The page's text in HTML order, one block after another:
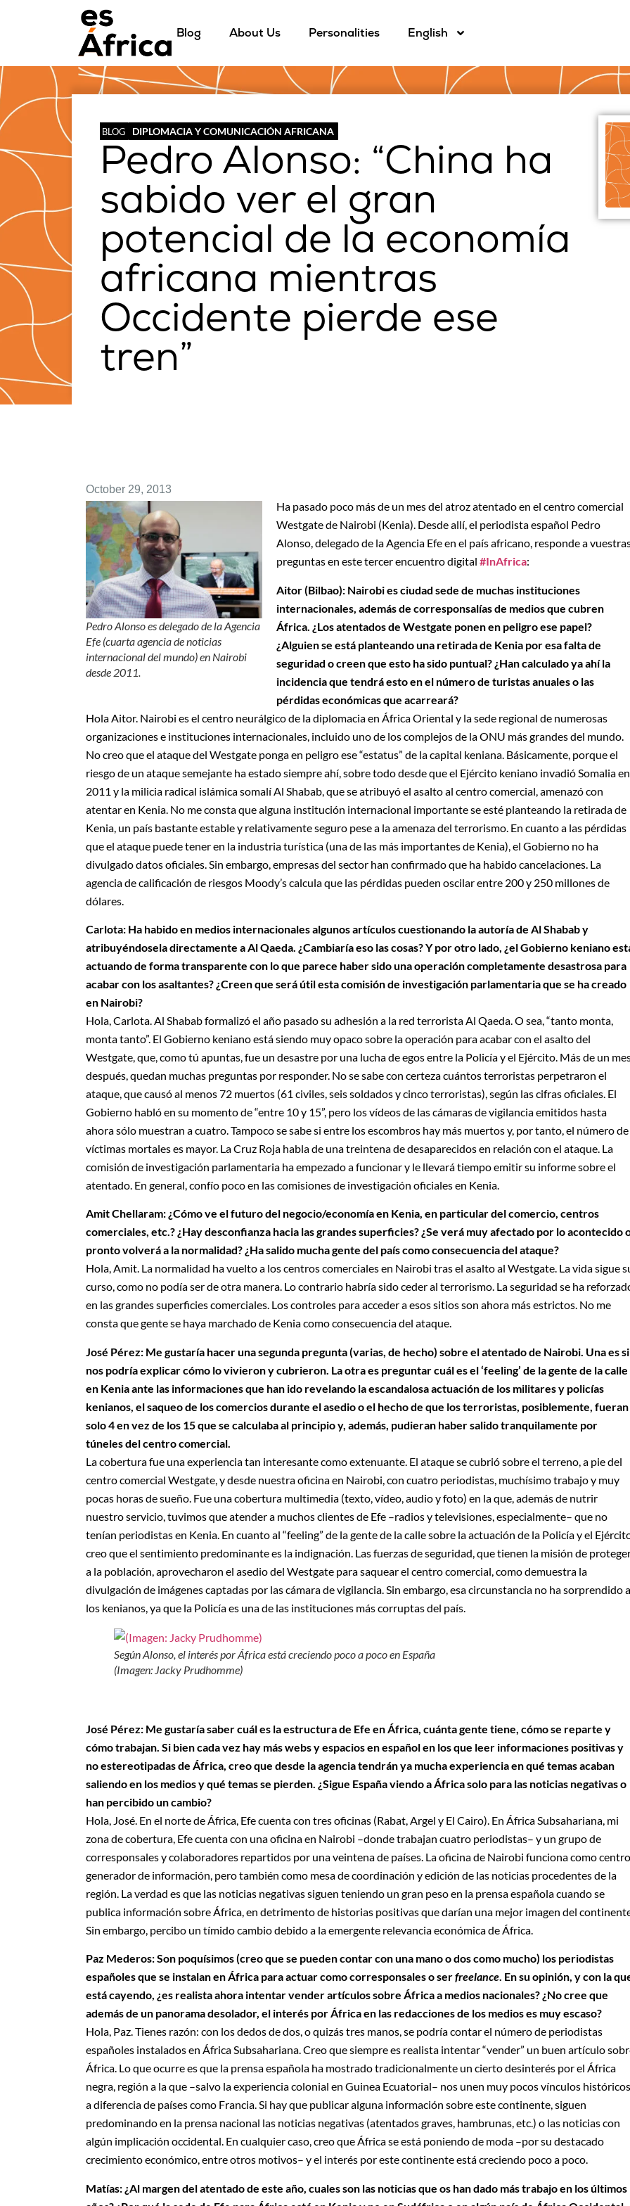
Blog About Us Personalities English
BLOG DIPLOMACIA Y COMUNICACIÓN AFRICANA
Pedro Alonso: “China ha
sabido ver el gran
potencial de la economía
africana mientras
Occidente pierde ese
tren”
October 29, 2013
Pedro Alonso es delegado de la Agencia
Efe (cuarta agencia de noticias
internacional del mundo) en Nairobi
desde 2011.
Ha pasado poco más de un mes del atroz atentado en el centro comercial
Westgate de Nairobi (Kenia). Desde allí, el periodista español Pedro
Alonso, delegado de la Agencia Efe en el país africano, responde a
preguntas en este tercer encuentro digital #InAfrica:
Aitor (Bilbao): Nairobi es ciudad sede de muchas instituciones
internacionales, además de corresponsalías de medios que cubren
África. ¿Los atentados de Westgate ponen en peligro ese papel?
¿Alguien se está planteando una retirada de Kenia por esa falta de
seguridad o creen que esto ha sido puntual? ¿Han calculado ya ahí la
incidencia que tendrá esto en el número de turistas anuales o las
pérdidas económicas que acarreará?
Hola Aitor. Nairobi es el centro neurálgico de la diplomacia en África Oriental y la sede regional de numerosas
organizaciones e instituciones internacionales, incluido uno de los complejos de la ONU más grandes del mundo.
No creo que el ataque del Westgate ponga en peligro ese “estatus” de la capital keniana. Básicamente, porque el
riesgo de un ataque semejante ha estado siempre ahí, sobre todo desde que el Ejército keniano invadió Somalia en
2011 y la milicia radical islámica somalí Al Shabab, que se atribuyó el asalto al centro comercial, amenazó con
atentar en Kenia. No me consta que alguna institución internacional importante se esté planteando la retirada de
Kenia, un país bastante estable y relativamente seguro pese a la amenaza del terrorismo. En cuanto a las pérdidas
que el ataque puede tener en la industria turística (una de las más importantes de Kenia), el Gobierno no ha
divulgado datos oficiales. Sin embargo, empresas del sector han confirmado que ha habido cancelaciones. La
agencia de calificación de riesgos Moody’s calcula que las pérdidas pueden oscilar entre 200 y 250 millones de
dólares.
Carlota: Ha habido en medios internacionales algunos artículos cuestionando la autoría de Al Shabab y
atribuyéndosela directamente a Al Qaeda. ¿Cambiaría eso las cosas? Y por otro lado, ¿el Gobierno keniano
actuando de forma transparente con lo que parece haber sido una operación completamente desastrosa para
acabar con los asaltantes? ¿Creen que será útil esta comisión de investigación parlamentaria que se ha creado
en Nairobi?
Hola, Carlota. Al Shabab formalizó el año pasado su adhesión a la red terrorista Al Qaeda. O sea, “tanto monta,
monta tanto”. El Gobierno keniano está siendo muy opaco sobre la operación para acabar con el asalto del
Westgate, que, como tú apuntas, fue un desastre por una lucha de egos entre la Policía y el Ejército. Más de un
después, quedan muchas preguntas por responder. No se sabe con certeza cuántos terroristas perpetraron el
ataque, que causó al menos 72 muertos (61 civiles, seis soldados y cinco terroristas), según las cifras oficiales. El
Gobierno habló en su momento de “entre 10 y 15”, pero los vídeos de las cámaras de vigilancia emitidos hasta
ahora sólo muestran a cuatro. Tampoco se sabe si entre los escombros hay más muertos y, por tanto, el número de
víctimas mortales es mayor. La Cruz Roja habla de una treintena de desaparecidos en relación con el ataque. La
comisión de investigación parlamentaria ha empezado a funcionar y le llevará tiempo emitir su informe sobre el
atentado. En general, confío poco en las comisiones de investigación oficiales en Kenia.
Amit Chellaram: ¿Cómo ve el futuro del negocio/economía en Kenia, en particular del comercio, centros
comerciales, etc.? ¿Hay desconfianza hacia las grandes superficies? ¿Se verá muy afectado por lo acontecido
pronto volverá a la normalidad? ¿Ha salido mucha gente del país como consecuencia del ataque?
Hola, Amit. La normalidad ha vuelto a los centros comerciales en Nairobi tras el asalto al Westgate. La vida sigue
curso, como no podía ser de otra manera. Lo contrario habría sido ceder al terrorismo. La seguridad se ha
en las grandes superficies comerciales. Los controles para acceder a esos sitios son ahora más estrictos. No me
consta que gente se haya marchado de Kenia como consecuencia del ataque.
José Pérez: Me gustaría hacer una segunda pregunta (varias, de hecho) sobre el atentado de Nairobi. Una es si
nos podría explicar cómo lo vivieron y cubrieron. La otra es preguntar cuál es el ‘feeling’ de la gente de la calle
en Kenia ante las informaciones que han ido revelando la escandalosa actuación de los militares y policías
kenianos, el saqueo de los comercios durante el asedio o el hecho de que los terroristas, posiblemente, fueran
solo 4 en vez de los 15 que se calculaba al principio y, además, pudieran haber salido tranquilamente por
túneles del centro comercial.
La cobertura fue una experiencia tan interesante como extenuante. El ataque se cubrió sobre el terreno, a pie del
centro comercial Westgate, y desde nuestra oficina en Nairobi, con cuatro periodistas, muchísimo trabajo y muy
pocas horas de sueño. Fue una cobertura multimedia (texto, vídeo, audio y foto) en la que, además de nutrir
nuestro servicio, tuvimos que atender a muchos clientes de Efe –radios y televisiones, especialmente– que no
tenían periodistas en Kenia. En cuanto al “feeling” de la gente de la calle sobre la actuación de la Policía y el
creo que el sentimiento predominante es la indignación. Las fuerzas de seguridad, que tienen la misión de
a la población, aprovecharon el asedio del Westgate para saquear el centro comercial, como demuestra la
divulgación de imágenes captadas por las cámara de vigilancia. Sin embargo, esa circunstancia no ha sorprendido a
los kenianos, ya que la Policía es una de las instituciones más corruptas del país.
Según Alonso, el interés por África está creciendo poco a poco en España
(Imagen: Jacky Prudhomme)
José Pérez: Me gustaría saber cuál es la estructura de Efe en África, cuánta gente tiene, cómo se reparte y
cómo trabajan. Si bien cada vez hay más webs y espacios en español en los que leer informaciones positivas y
no estereotipadas de África, creo que desde la agencia tendrán ya mucha experiencia en qué temas acaban
saliendo en los medios y qué temas se pierden. ¿Sigue España viendo a África solo para las noticias negativas o
han percibido un cambio?
Hola, José. En el norte de África, Efe cuenta con tres oficinas (Rabat, Argel y El Cairo). En África Subsahariana, mi
zona de cobertura, Efe cuenta con una oficina en Nairobi –donde trabajan cuatro periodistas– y un grupo de
corresponsales y colaboradores repartidos por una veintena de países. La oficina de Nairobi funciona como centro
generador de información, pero también como mesa de coordinación y edición de las noticias procedentes de la
región. La verdad es que las noticias negativas siguen teniendo un gran peso en la prensa española cuando se
publica información sobre África, en detrimento de historias positivas que darían una mejor imagen del
Sin embargo, percibo un tímido cambio debido a la emergente relevancia económica de África.
Paz Mederos: Son poquísimos (creo que se pueden contar con una mano o dos como mucho) los periodistas
españoles que se instalan en África para actuar como corresponsales o serfreelance. En su opinión, y con la
está cayendo, ¿es realista ahora intentar vender artículos sobre África a medios nacionales? ¿No cree que
además de un panorama desolador, el interés por África en las redacciones de los medios es muy escaso?
Hola, Paz. Tienes razón: con los dedos de dos, o quizás tres manos, se podría contar el número de periodistas
españoles instalados en África Subsahariana. Creo que siempre es realista intentar “vender” un buen artículo
África. Lo que ocurre es que la prensa española ha mostrado tradicionalmente un cierto desinterés por el África
negra, región a la que –salvo la experiencia colonial en Guinea Ecuatorial– nos unen muy pocos vínculos
a diferencia de países como Francia. Si hay que publicar alguna información sobre este continente, siguen
predominando en la prensa nacional las noticias negativas (atentados graves, hambrunas, etc.) o las noticias con
algún implicación occidental. En cualquier caso, creo que África se está poniendo de moda –por su destacado
crecimiento económico, entre otros motivos– y el interés por este continente está creciendo poco a poco.
Matías: ¿Al margen del atentado de este año, cuales son las noticias que os han dado más trabajo en los últimos